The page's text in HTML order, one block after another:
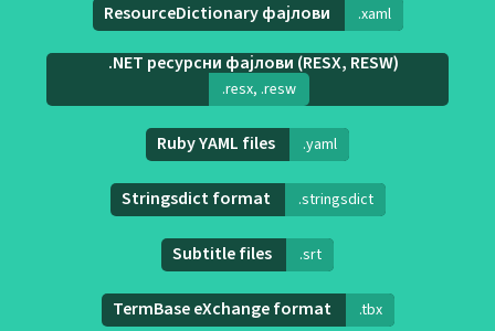
ResourceDictionary фајлови .xaml
.NET ресурсни фајлови (RESX, RESW)
.resx, .resw
Ruby YAML files .yaml
Stringsdict format .stringsdict
Subtitle files .srt
TermBase eXchange format .tbx